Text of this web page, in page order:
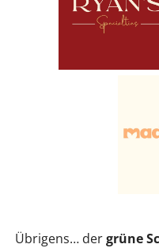
Übrigens… dergrüne